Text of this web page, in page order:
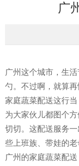
广
广州这个城市，生
勺。不过啊，就算
家庭蔬菜配送这行
为大家伙儿都图个
切切。这配送服务
些上班族、带娃的老
广州的家庭蔬菜配